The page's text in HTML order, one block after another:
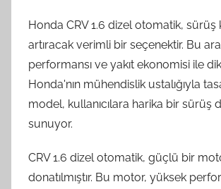
Honda CRV 1.6 dizel otomatik, sürüş
artıracak verimli bir seçenektir. Bu
performansı ve yakıt ekonomisi ile
Honda'nın mühendislik ustalığıyla
model, kullanıcılara harika bir sürüş
sunuyor.
CRV 1.6 dizel otomatik, güçlü bir
donatılmıştır. Bu motor, yüksek